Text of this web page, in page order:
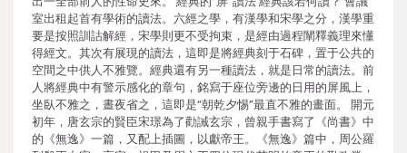
室出租起首有學術的讀法。六經之學，有漢學和宋學之分，漢學重
要是按照訓詁解經，宋學則更不受拘束，是經由過程闡釋義理來懂
得經文。其次有展現的讀法，這即是將經典刻于石碑，置于公共的
空間之中供人不雅覽。經典還有另一種讀法，就是日常的讀法。前
人將經典中有警示感化的章句，銘寫于座位旁邊的日用的屏風上，
坐臥不雅之，晝夜省之，這即是“朝乾夕惕”最直不雅的畫面。 開元
初年，唐玄宗的賢臣宋璟為了勸誡玄宗，曾親手書寫了《尚書》中
的《無逸》一篇，又配上插圖，以獻帝王。《無逸》篇中，周公羅